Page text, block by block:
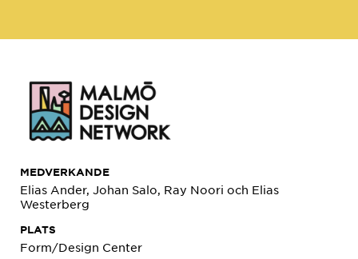
MEDVERKANDE
Elias Ander, Johan Salo, Ray Noori och Elias
Westerberg
PLATS
Form/Design Center